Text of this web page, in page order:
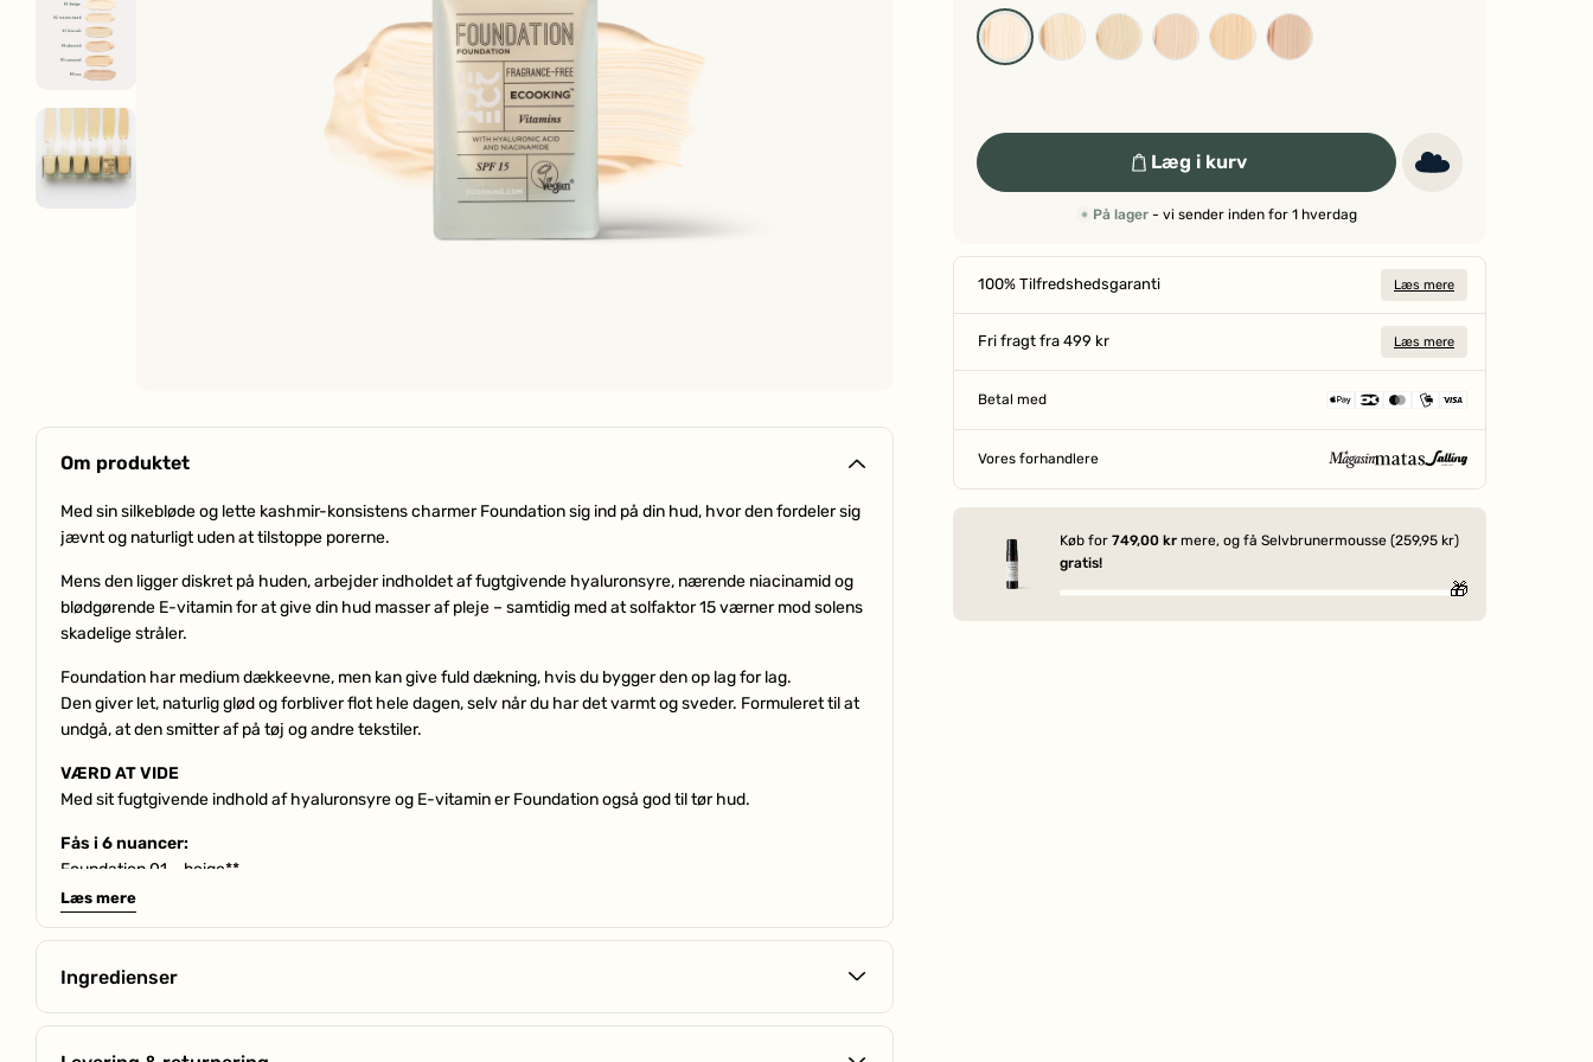
Om produktet
Med sin silkebløde og lette kashmir-konsistens charmer Foundation sig ind på din hud, hvor den fordeler sig
jævnt og naturligt uden at tilstoppe porerne.
Mens den ligger diskret på huden, arbejder indholdet af fugtgivende hyaluronsyre, nærende niacinamid og
blødgørende E-vitamin for at give din hud masser af pleje – samtidig med at solfaktor 15 værner mod solens
skadelige stråler.
Foundation har medium dækkeevne, men kan give fuld dækning, hvis du bygger den op lag for lag.
Den giver let, naturlig glød og forbliver flot hele dagen, selv når du har det varmt og sveder. Formuleret til at
undgå, at den smitter af på tøj og andre tekstiler.
VÆRD AT VIDE
Med sit fugtgivende indhold af hyaluronsyre og E-vitamin er Foundation også god til tør hud.
Fås i 6 nuancer:
Foundation 01 – beige**
Foundation 02 – warm sand**
Foundation 04 – almond*
Foundation 05 – caramel***
Læs mere
Ingredienser
Niacinamid– Forbedrer hudens smidighed, udglatter og mindsker pigmentpletter.
Hyaluronsyre
– Tilføjer en masse fugt til huden
Læg i kurv
På lager - vi sender inden for 1 hverdag
100% Tilfredshedsgaranti Læs mere
Fri fragt fra 499 kr Læs mere
Betal med
Vores forhandlere SIDEN 1906
Køb for 749,00 kr mere, og få Selvbrunermousse (259,95 kr)
gratis!
🎁